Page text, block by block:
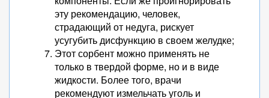
эту рекомендацию, человек,
страдающий от недуга, рискует
усугубить дисфункцию в своем желудке;
Этот сорбент можно применять не
только в твердой форме, но и в виде
жидкости. Более того, врачи
рекомендуют измельчать уголь и